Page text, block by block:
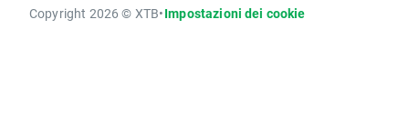
Copyright 2026 © XTB•Impostazioni dei cookie